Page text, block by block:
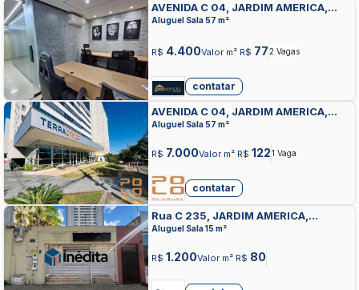
AVENIDA C 04, JARDIM AMERICA,
GOIANIA
Aluguel Sala 57 m²
R$ 4.400Valor m² R$ 772 Vagas
contatar
AVENIDA C 04, JARDIM AMERICA,
GOIANIA
Aluguel Sala 57 m²
R$ 7.000Valor m² R$ 1221 Vaga
contatar
Rua C 235, JARDIM AMERICA,
GOIANIA
Aluguel Sala 15 m²
R$ 1.200Valor m² R$ 80